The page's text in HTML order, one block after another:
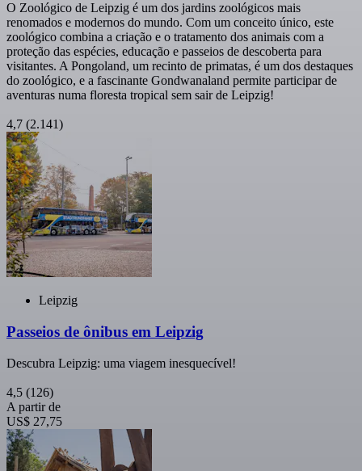
O Zoológico de Leipzig é um dos jardins zoológicos mais
renomados e modernos do mundo. Com um conceito único, este
zoológico combina a criação e o tratamento dos animais com a
proteção das espécies, educação e passeios de descoberta para
visitantes. A Pongoland, um recinto de primatas, é um dos destaques
do zoológico, e a fascinante Gondwanaland permite participar de
aventuras numa floresta tropical sem sair de Leipzig!
4,7 (2.141)
Leipzig
Passeios de ônibus em Leipzig
Descubra Leipzig: uma viagem inesquecível!
4,5 (126)
A partir de
US$ 27,75